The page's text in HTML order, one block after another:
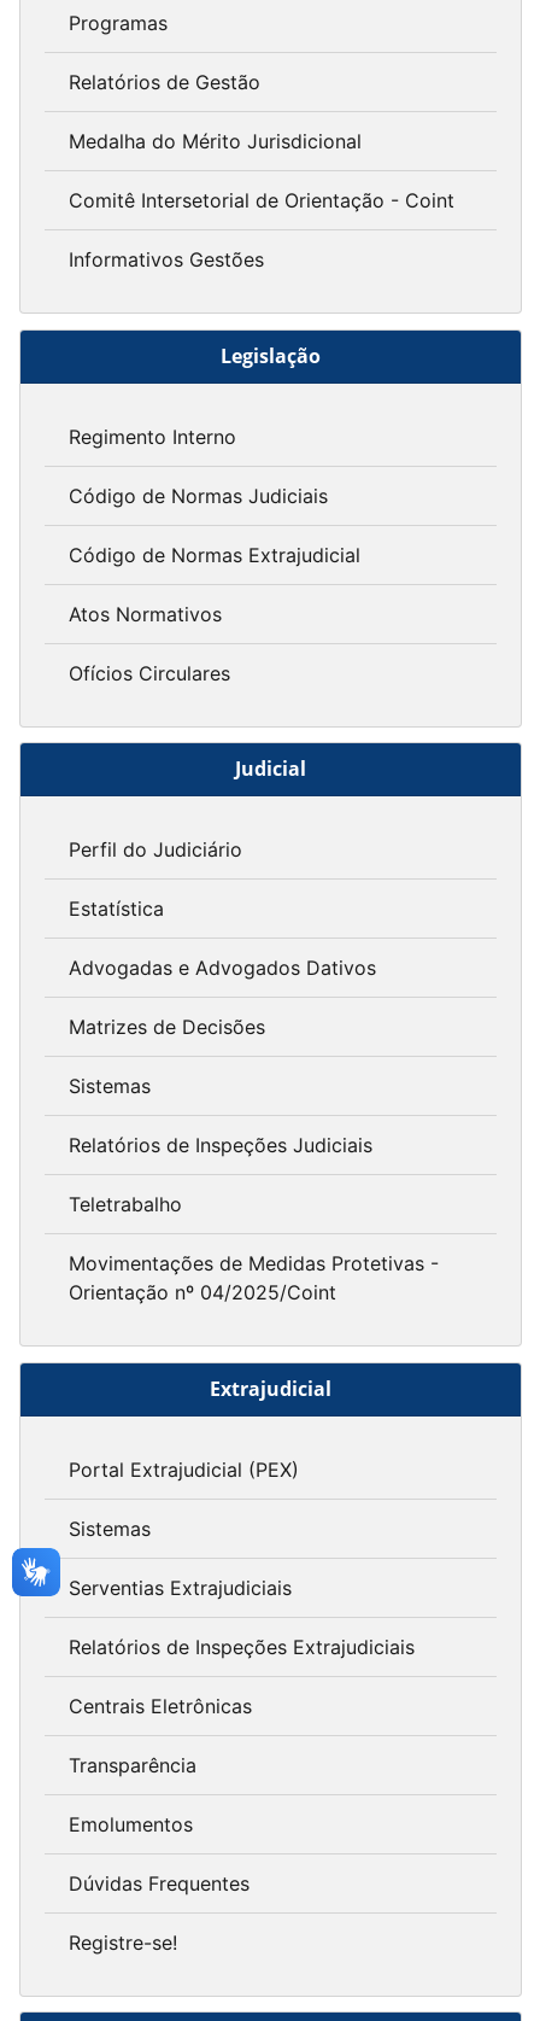
Programas
Relatórios de Gestão
Medalha do Mérito Jurisdicional
Comitê Intersetorial de Orientação - Coint
Informativos Gestões
Legislação
Regimento Interno
Código de Normas Judiciais
Código de Normas Extrajudicial
Atos Normativos
Ofícios Circulares
Judicial
Perfil do Judiciário
Estatística
Advogadas e Advogados Dativos
Matrizes de Decisões
Sistemas
Relatórios de Inspeções Judiciais
Teletrabalho
Movimentações de Medidas Protetivas -
Orientação nº 04/2025/Coint
Extrajudicial
Portal Extrajudicial (PEX)
Sistemas
Serventias Extrajudiciais
Relatórios de Inspeções Extrajudiciais
Centrais Eletrônicas
Transparência
Emolumentos
Dúvidas Frequentes
Registre-se!